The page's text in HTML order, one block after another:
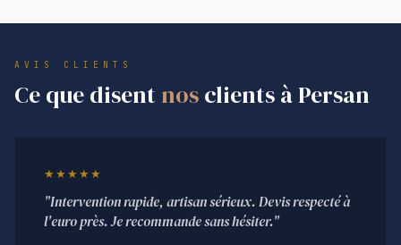
AVIS CLIENTS
Ce que disent nosclients à Persan
★★★★★
"Intervention rapide, artisan sérieux. Devis respecté à
l'euro près. Je recommande sans hésiter."